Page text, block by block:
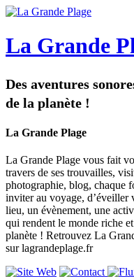
La Grande
Des aventures
de la planète !
La Grande Plage
La Grande Plage vous fait
travers de ses trouvailles,
photographie, blog, chaque
inviter au voyage, d’éveiller
lieu, un évènement, une
qui rendent le monde riche
planète​ ! Retrouvez La
sur lagrandeplage.fr